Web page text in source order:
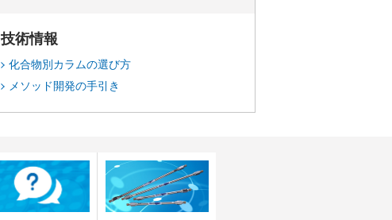
技術情報
化合物別カラムの選び方
メソッド開発の手引き